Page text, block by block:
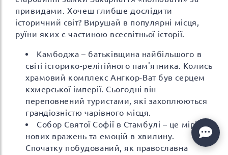
привидами. Хочеш глибше дослідити
історичний світ? Вирушай в популярні місця,
руїни яких є частиною всесвітньої історії.
Камбоджа – батьківщина найбільшого в
світі історико-релігійного пам'ятника. Колись
храмовий комплекс Ангкор-Ват був серцем
кхмерської імперії. Сьогодні він
переповнений туристами, які захоплюються
грандіозністю чарівного місця.
Собор Святої Софії в Стамбулі – це міріади
нових вражень та емоцій в хвилину.
Спочатку побудований, як православна